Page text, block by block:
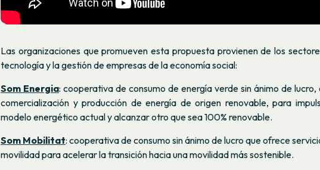
Las organizaciones que promueven esta propuesta provienen de los
tecnología y la gestión de empresas de la economía social:
Som Energia: cooperativa de consumo de energía verde sin ánimo de
comercialización y producción de energía de origen renovable, para
modelo energético actual y alcanzar otro que sea 100% renovable.
Som Mobilitat: cooperativa de consumo sin ánimo de lucro que ofrece
movilidad para acelerar la transición hacia una movilidad más sostenible.